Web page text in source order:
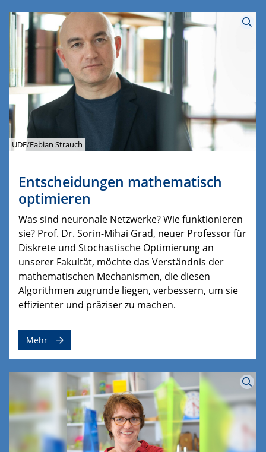
UDE/Fabian Strauch
Entscheidungen mathematisch
optimieren
Was sind neuronale Netzwerke? Wie funktionieren
sie? Prof. Dr. Sorin-Mihai Grad, neuer Professor für
Diskrete und Stochastische Optimierung an
unserer Fakultät, möchte das Verständnis der
mathematischen Mechanismen, die diesen
Algorithmen zugrunde liegen, verbessern, um sie
effizienter und präziser zu machen.
Mehr